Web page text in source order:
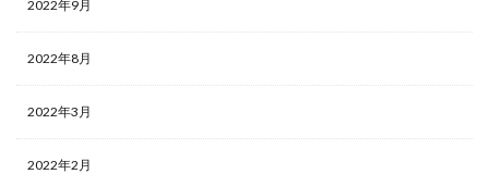
2022年9月
2022年8月
2022年3月
2022年2月